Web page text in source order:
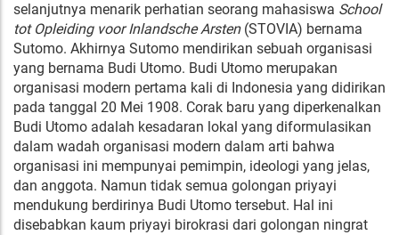
selanjutnya menarik perhatian seorang mahasiswa School
tot Opleiding voor Inlandsche Arsten(STOVIA) bernama
Sutomo. Akhirnya Sutomo mendirikan sebuah organisasi
yang bernama Budi Utomo. Budi Utomo merupakan
organisasi modern pertama kali di Indonesia yang didirikan
pada tanggal 20 Mei 1908. Corak baru yang diperkenalkan
Budi Utomo adalah kesadaran lokal yang diformulasikan
dalam wadah organisasi modern dalam arti bahwa
organisasi ini mempunyai pemimpin, ideologi yang jelas,
dan anggota. Namun tidak semua golongan priyayi
mendukung berdirinya Budi Utomo tersebut. Hal ini
disebabkan kaum priyayi birokrasi dari golongan ningrat